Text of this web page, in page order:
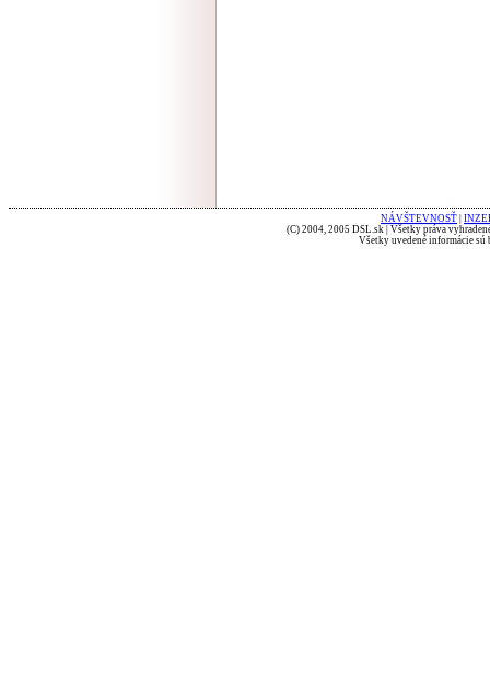
NÁVŠTEVNOSŤ
(C) 2004, 2005 DSL.sk | Všetky práva
Všetky uvedené informácie sú